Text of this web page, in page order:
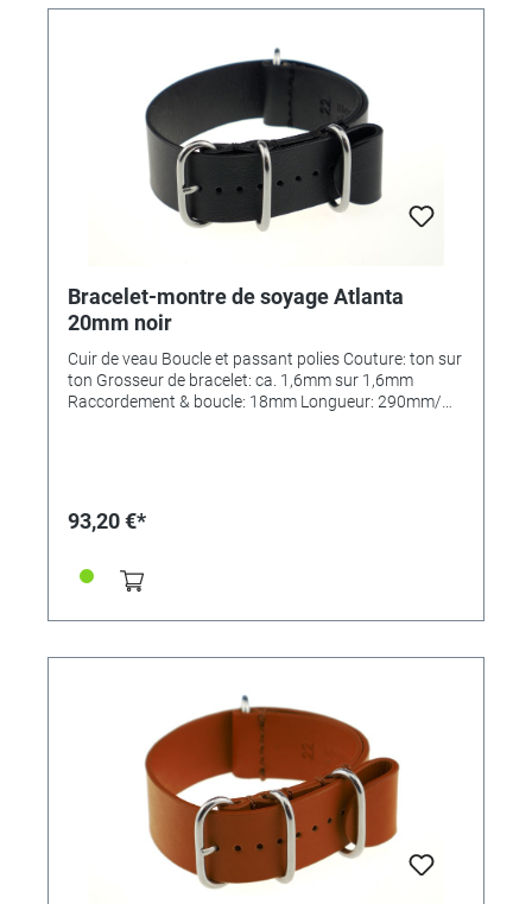
Bracelet-montre de soyage Atlanta
20mm noir
Cuir de veau Boucle et passant polies Couture: ton sur
ton Grosseur de bracelet: ca. 1,6mm sur 1,6mm
Raccordement & boucle: 18mm Longueur: 290mm/
93,20 €*